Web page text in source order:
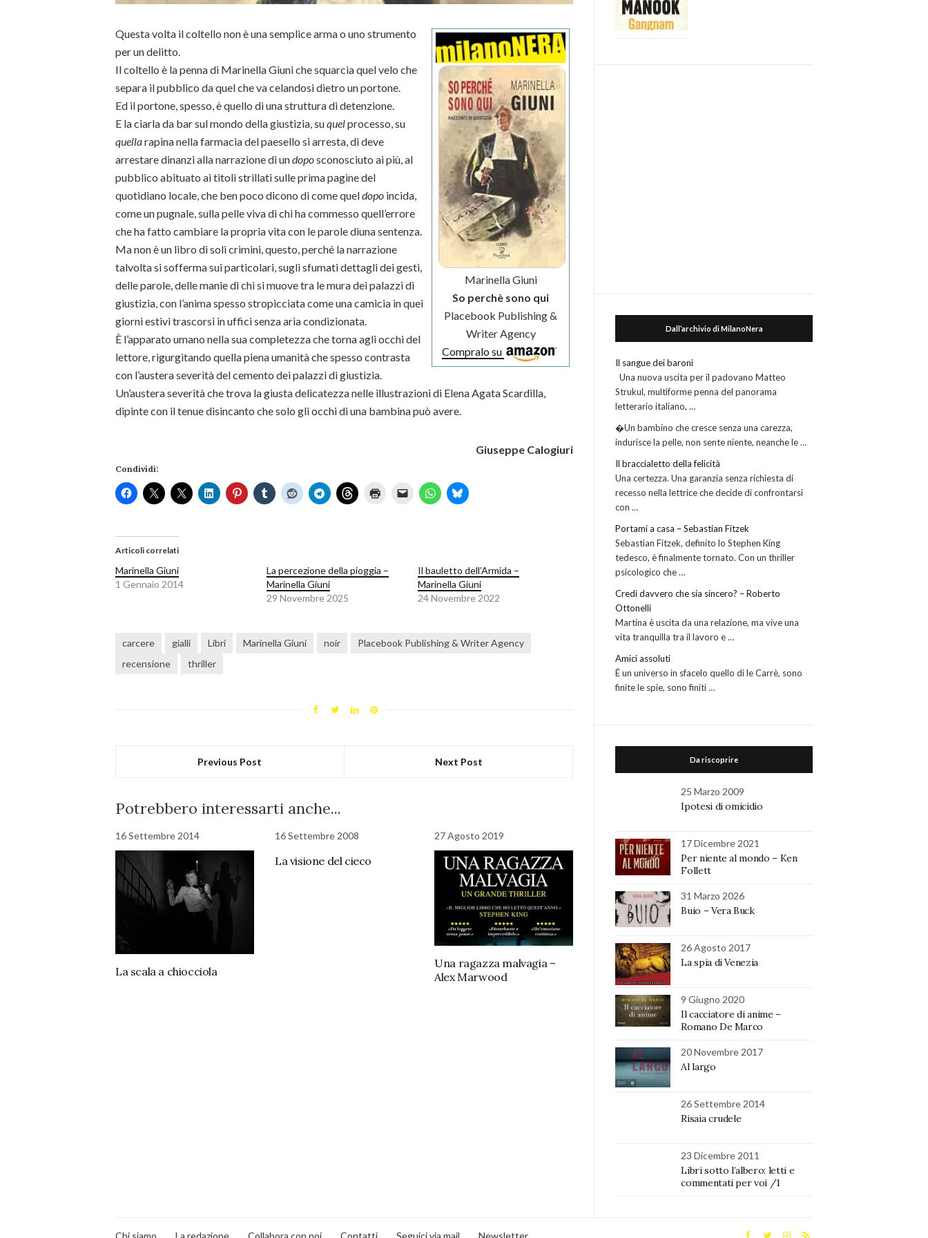
Marinella Giuni
So perchè sono qui
Placebook Publishing &
Writer Agency
Compralo su
Questa volta il coltello non è una semplice arma o uno strumento
per un delitto.
Il coltello è la penna di Marinella Giuni che squarcia quel velo che
separa il pubblico da quel che va celandosi dietro un portone.
Ed il portone, spesso, è quello di una struttura di detenzione.
E la ciarla da bar sul mondo della giustizia, suquelprocesso, su
quellarapina nella farmacia del paesello si arresta, di deve
arrestare dinanzi alla narrazione di undoposconosciuto ai più, al
pubblico abituato ai titoli strillati sulle prima pagine del
quotidiano locale, che ben poco dicono di come queldopo incida,
come un pugnale, sulla pelle viva di chi ha commesso quell’errore
che ha fatto cambiare la propria vita con le parole diuna sentenza.
Ma non è un libro di soli crimini, questo, perché la narrazione
talvolta si sofferma sui particolari, sugli sfumati dettagli dei gesti,
delle parole, delle manie di chi si muove tra le mura dei palazzi di
giustizia, con l’anima spesso stropicciata come una camicia in quei
giorni estivi trascorsi in uffici senza aria condizionata.
È l’apparato umano nella sua completezza che torna agli occhi del
lettore, rigurgitando quella piena umanità che spesso contrasta
con l’austera severità del cemento dei palazzi di giustizia.
Un’austera severità che trova la giusta delicatezza nelle illustrazioni di Elena Agata Scardilla,
dipinte con il tenue disincanto che solo gli occhi di una bambina può avere.
Giuseppe Calogiuri
Condividi:
Articoli correlati
Marinella Giuni
1 Gennaio 2014
La percezione della pioggia –
Marinella Giuni
29 Novembre 2025
Il bauletto dell’Armida –
Marinella Giuni
24 Novembre 2022
carcere gialli Libri Marinella Giuni noir
Placebook Publishing & Writer Agency
recensione
thriller
Previous Post Next Post
Potrebbero interessarti anche...
16 Settembre 2014
La scala a chiocciola
16 Settembre 2008
La visione del cieco
27 Agosto 2019
Una ragazza malvagia –
Alex Marwood
Dall’archivio di MilanoNera
Il sangue dei baroni
Una nuova uscita per il padovano Matteo
Strukul, multiforme penna del panorama
letterario italiano, …
�Un bambino che cresce senza una carezza,
indurisce la pelle, non sente niente, neanche le …
Il braccialetto della felicità
Una certezza. Una garanzia senza richiesta di
recesso nella lettrice che decide di confrontarsi
con …
Portami a casa – Sebastian Fitzek
Sebastian Fitzek, definito lo Stephen King
tedesco, è finalmente tornato. Con un thriller
psicologico che …
Credi davvero che sia sincero? – Roberto
Ottonelli
Martina è uscita da una relazione, ma vive una
vita tranquilla tra il lavoro e …
Amici assoluti
É un universo in sfacelo quello di le Carrè, sono
finite le spie, sono finiti …
Da riscoprire
25 Marzo 2009
Ipotesi di omicidio
17 Dicembre 2021
Per niente al mondo – Ken
Follett
31 Marzo 2026
Buio – Vera Buck
26 Agosto 2017
La spia di Venezia
9 Giugno 2020
Il cacciatore di anime –
Romano De Marco
20 Novembre 2017
Al largo
26 Settembre 2014
Risaia crudele
23 Dicembre 2011
Libri sotto l’albero: letti e
commentati per voi /1